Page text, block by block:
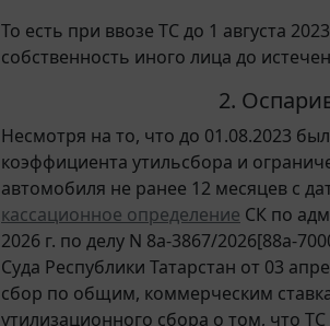
То есть при ввозе ТС до 1 августа
собственность иного лица до
2.
Несмотря на то, что до 01.08.2023
коэффициента утильсбора и
автомобиля не ранее 12 месяцев с
кассационное определение СК по
2026 г. по делу N 8а-3867/2026[88а-
Суда Республики Татарстан от 03
сбор по общим, коммерческим
утилизационного сбора о том, что